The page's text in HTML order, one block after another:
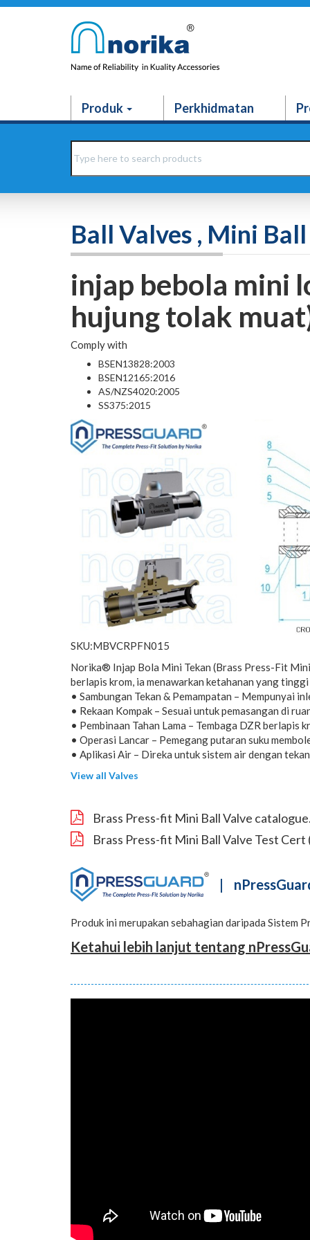
Produk Perkhidmatan
Ball Valves , Mini
injap bebola mini
hujung tolak
Comply with
BSEN13828:2003
BSEN12165:2016
AS/NZS4020:2005
SS375:2015
SKU:MBVCRPFN015
Norika® Injap Bola Mini Tekan (Brass Press-Fit
berlapis krom, ia menawarkan ketahanan yang
• Sambungan Tekan & Pemampatan – Mempunyai
• Rekaan Kompak – Sesuai untuk pemasangan di
• Pembinaan Tahan Lama – Tembaga DZR
• Operasi Lancar – Pemegang putaran suku
• Aplikasi Air – Direka untuk sistem air dengan
View all Valves
Brass Press-fit Mini Ball Valve
Brass Press-fit Mini Ball Valve Test
|
Produk ini merupakan sebahagian daripada Sistem
Ketahui lebih lanjut tentang